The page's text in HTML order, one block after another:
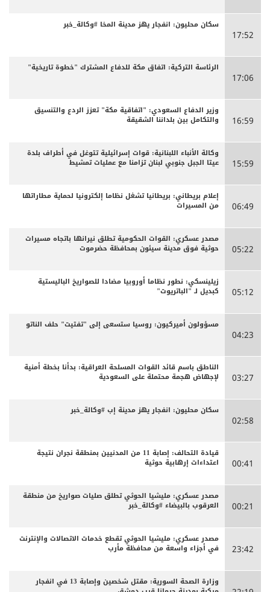
17:52
سكان محليون: انفجار يهز مدينة المخا #وكالة_خبر
17:06
الرئاسة التركية: اتفاق مكة للدفاع المشترك "خطوة تاريخية"
16:59
وزير الدفاع السعودي: "اتفاقية مكة" تعزز الردع والتنسيق
والتكامل بين بلداننا الشقيقة
15:59
وكالة الأنباء اللبنانية: قوات إسرائيلية تتوغل في أطراف بلدة
عيتا الجبل جنوبي لبنان تزامنا مع عمليات تمشيط
06:49
إعلام بريطاني: بريطانيا تشغل نظاما إلكترونيا لحماية مطاراتها
من المسيرات
05:22
مصدر عسكري: القوات الحكومية تطلق نيرانها باتجاه مسيرات
حوثية فوق مدينة سيئون بمحافظة حضرموت
05:12
زيلينسكي: نطور نظاما أوروبيا مضادا للصواريخ الباليستية
كبديل لـ "الباتريوت"
04:23
مسؤولون أميركيون: روسيا ستسعى إلى "تفتيت" حلف الناتو
03:27
الناطق باسم قائد القوات المسلحة العراقية: بدأنا بخطة أمنية
لإجهاض هجمة محتملة على السعودية
02:58
سكان محليون: انفجار يهز مدينة إب #وكالة_خبر
00:41
قيادة التحالف: إصابة 11 من المدنيين بمنطقة نجران نتيجة
اعتداءات إرهابية حوثية
00:21
مصدر عسكري: مليشيا الحوثي تطلق صليات صواريخ من منطقة
العرقوب بالبيضاء #وكالة_خبر
23:42
مصدر عسكري: مليشيا الحوثي تقطع خدمات الاتصالات والإنترنت
في أجزاء واسعة من محافظة مأرب
وزارة الصحة السورية: مقتل شخصين وإصابة 13 في انفجار